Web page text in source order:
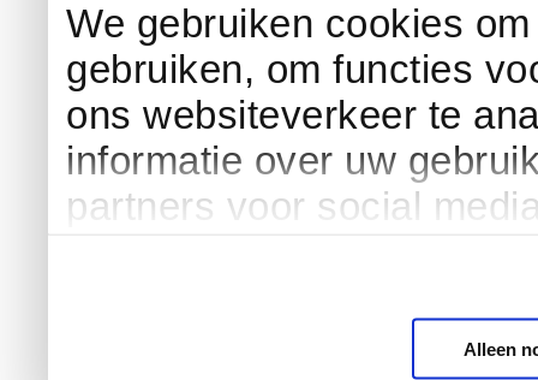
We gebruiken cookies
gebruiken, om functies
ons websiteverkeer te
informatie over uw
partners voor social
Alleen